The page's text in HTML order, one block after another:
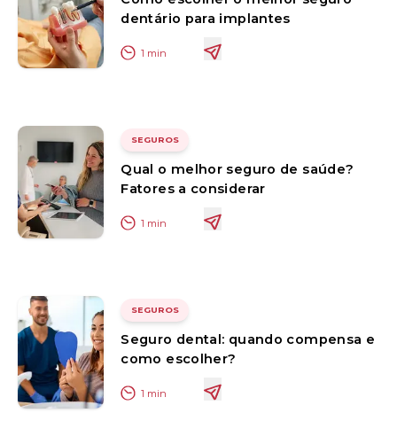
dentário para implantes
1 min
SEGUROS
Qual o melhor seguro de saúde?
Fatores a considerar
1 min
SEGUROS
Seguro dental: quando compensa e
como escolher?
1 min